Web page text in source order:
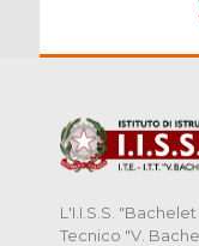
L'I.I.S.S.
Tecnico "V.